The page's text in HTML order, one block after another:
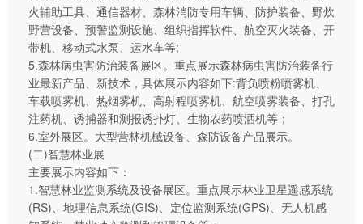
火辅助工具、通信器材、森林消防专用车辆、防护装备、野炊
野营设备、预警监测设施、组织指挥软件、航空灭火装备、开
带机、移动式水泵、运水车等;
5.森林病虫害防治装备展区。重点展示森林病虫害防治装备行
业最新产品、新技术，具体展示内容如下:背负喷粉喷雾机、
车载喷雾机、热烟雾机、高射程喷雾机、航空喷雾装备、打孔
注药机、诱捕器和测报诱扑灯、生物农药喷洒机等；
6.室外展区。大型营林机械设备、森防设备产品展示。
(二)智慧林业展
主要展示内容如下：
1.智慧林业监测系统及设备展区。重点展示林业卫星遥感系统
(RS)、地理信息系统(GIS)、定位监测系统(GPS)、无人机感